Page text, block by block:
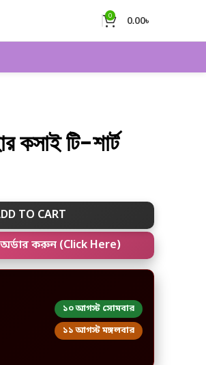
0 0.00৳
টি-শার্ট
TO CART
অর্ডার করুন (Click Here)
১০ আগস্ট সোমবার
১১ আগস্ট মঙ্গলবার